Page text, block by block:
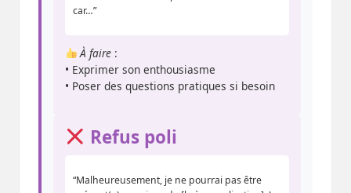
car…”
À faire :
• Exprimer son enthousiasme
• Poser des questions pratiques si besoin
Refus poli
“Malheureusement, je ne pourrai pas être